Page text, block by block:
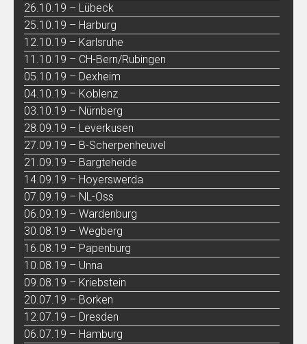
26.10.19 – Lübeck
25.10.19 – Harburg
12.10.19 – Karlsruhe
11.10.19 – CH-Bern/Rubingen
05.10.19 – Dexheim
04.10.19 – Koblenz
03.10.19 – Nürnberg
28.09.19 – Leverkusen
27.09.19 – B-Scherpenheuvel
21.09.19 – Bargteheide
14.09.19 – Hoyerswerda
07.09.19 – NL-Oss
06.09.19 – Wardenburg
30.08.19 – Wegberg
16.08.19 – Papenburg
10.08.19 – Unna
09.08.19 – Kriebstein
20.07.19 – Borken
12.07.19 – Dresden
06.07.19 – Hamburg